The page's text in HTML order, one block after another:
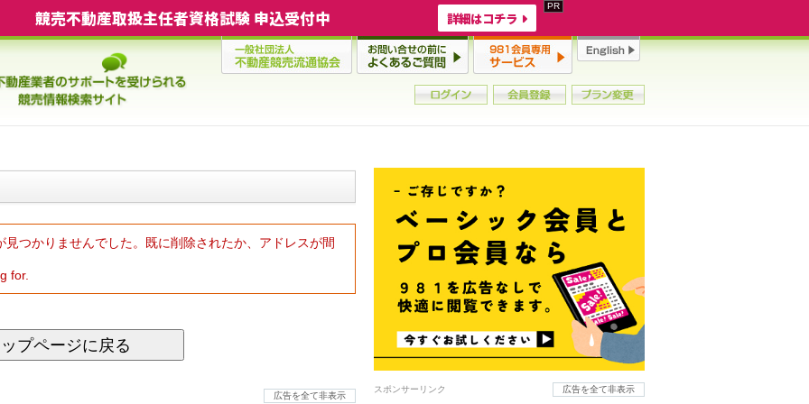
競売不動産取扱主任者資格試験 申込受付中 詳細はコチラ
つかりませんでした。既に削除されたか、アドレスが間
for.
プページに戻る
広告を全て非表示
スポンサーリンク 広告を全て非表示